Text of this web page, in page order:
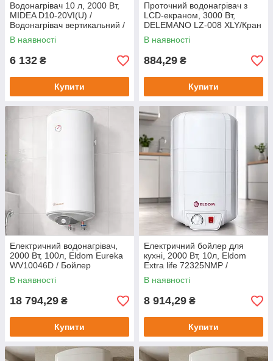
Водонагрівач 10 л, 2000 Вт,
MIDEA D10-20VI(U) /
Водонагрівач вертикальний /
Бойлер / Компактний бойлер
В наявності
6 132 ₴
Купити
Проточний водонагрівач з
LCD-екраном, 3000 Вт,
DELEMANO LZ-008 XLY/Кран
водонагрівач із нижнім
під'єднанням
В наявності
884,29 ₴
Купити
Електричний водонагрівач,
2000 Вт, 100л, Eldom Eureka
WV10046D / Бойлер
електричний / Водонагрівач
побутовий
В наявності
18 794,29 ₴
Купити
Електричний бойлер для
кухні, 2000 Вт, 10л, Eldom
Extra life 72325NMP /
Електричний водонагрівач
над мийкою / Бойлер
В наявності
8 914,29 ₴
Купити